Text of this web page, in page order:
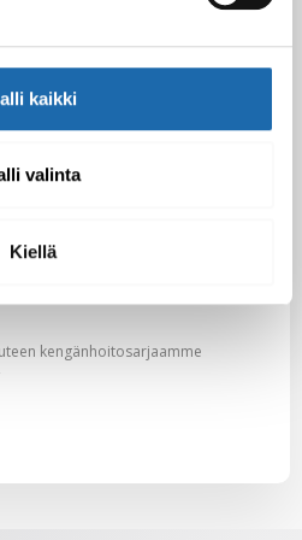
kaikki
valinta
Kiellä
& cyber Monday 2024!
kengänhoitosarjaamme